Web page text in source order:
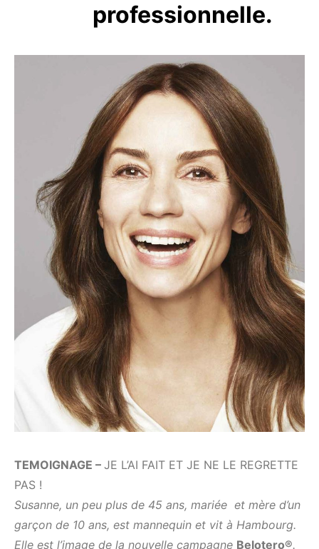
professionnelle.
TEMOIGNAGE – JE L’AI FAIT ET JE NE LE REGRETTE
PAS !
Susanne, un peu plus de 45 ans, mariée et mère d’un
garçon de 10 ans, est mannequin et vit à Hambourg.
Elle est l’image de la nouvelle campagne Belotero®.